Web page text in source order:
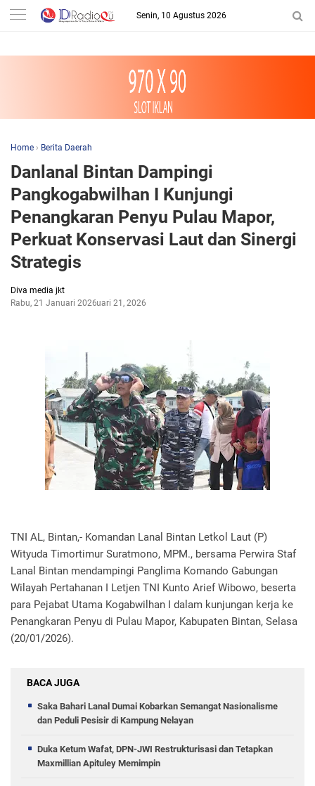
-->
Senin, 10 Agustus 2026
Home › Berita Daerah
Danlanal Bintan Dampingi
Pangkogabwilhan I Kunjungi
Penangkaran Penyu Pulau Mapor,
Perkuat Konservasi Laut dan Sinergi
Strategis
Diva media jkt
Rabu, 21 Januari 2026Januari 21, 2026
TNI AL, Bintan,- Komandan Lanal Bintan Letkol Laut (P)
Wityuda Timortimur Suratmono, MPM., bersama Perwira Staf
Lanal Bintan mendampingi Panglima Komando Gabungan
Wilayah Pertahanan I Letjen TNI Kunto Arief Wibowo, beserta
para Pejabat Utama Kogabwilhan I dalam kunjungan kerja ke
Penangkaran Penyu di Pulau Mapor, Kabupaten Bintan, Selasa
(20/01/2026).
BACA JUGA
Saka Bahari Lanal Dumai Kobarkan Semangat Nasionalisme
dan Peduli Pesisir di Kampung Nelayan
Duka Ketum Wafat, DPN-JWI Restrukturisasi dan Tetapkan
Maxmillian Apituley Memimpin